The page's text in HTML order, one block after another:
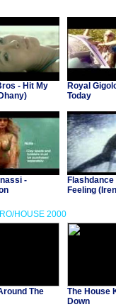
- Hit My
Royal
Today
-
Flashdance
Feeling
HOUSE 2000
The
The House
Down